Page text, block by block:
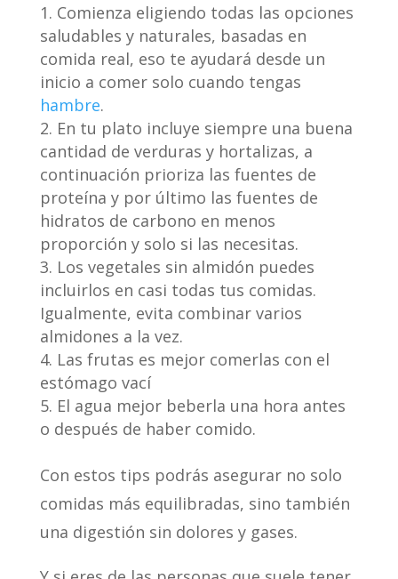
Comienza eligiendo todas las opciones
saludables y naturales, basadas en
comida real, eso te ayudará desde un
inicio a comer solo cuando tengas
hambre.
En tu plato incluye siempre una buena
cantidad de verduras y hortalizas, a
continuación prioriza las fuentes de
proteína y por último las fuentes de
hidratos de carbono en menos
proporción y solo si las necesitas.
Los vegetales sin almidón puedes
incluirlos en casi todas tus comidas.
Igualmente, evita combinar varios
almidones a la vez.
Las frutas es mejor comerlas con el
estómago vací
El agua mejor beberla una hora antes
o después de haber comido.
Con estos tips podrás asegurar no solo
comidas más equilibradas, sino también
una digestión sin dolores y gases.